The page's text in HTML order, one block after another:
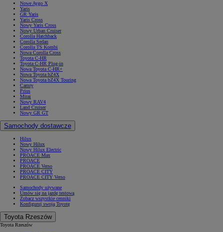
Nowe Aygo X
Yaris
GR Yaris
Yaris Cross
Nowy Yaris Cross
Nowy Urban Cruiser
Corolla Hatchback
Corolla Sedan
Corolla TS Kombi
Nowa Corolla Cross
Toyota C-HR
Toyota C-HR Plug-in
Nowa Toyota C-HR+
Nowa Toyota bZ4X
Nowa Toyota bZ4X Touring
Camry
Prius
Mirai
Nowy RAV4
Land Cruiser
Nowy GR GT
Samochody dostawcze
Hilux
Nowy Hilux
Nowy Hilux Electric
PROACE Max
PROACE
PROACE Verso
PROACE CITY
PROACE CITY Verso
Samochody używane
Umów się na jazdę testową
Zobacz wszystkie cenniki
Konfiguruj swoją Toyotę
Toyota Rzeszów
Toyota Rzeszów